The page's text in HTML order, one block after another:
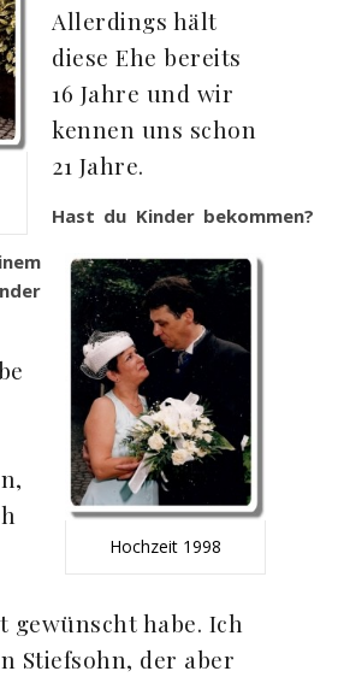
Hochzeit 1998
Allerdings hält
diese Ehe bereits
16 Jahre und wir
kennen uns schon
21 Jahre.
Hast du Kinder bekommen?
gewünscht habe. Ich
Stiefsohn, der aber